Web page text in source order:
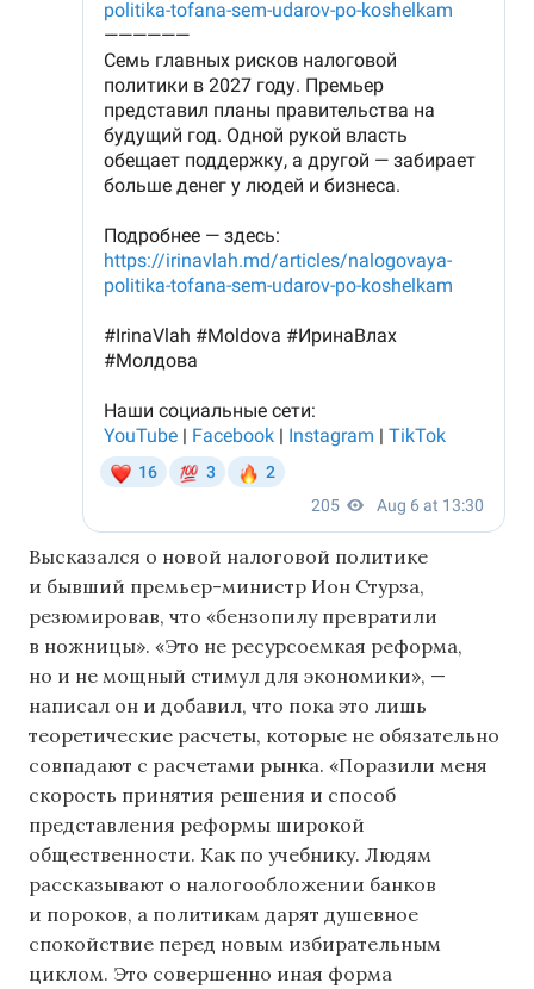
Высказался о новой налоговой политике
и бывший премьер-министр Ион Стурза,
резюмировав, что «бензопилу превратили
в ножницы». «Это не ресурсоемкая реформа,
но и не мощный стимул для экономики», —
написал он и добавил, что пока это лишь
теоретические расчеты, которые не обязательно
совпадают с расчетами рынка. «Поразили меня
скорость принятия решения и способ
представления реформы широкой
общественности. Как по учебнику. Людям
рассказывают о налогообложении банков
и пороков, а политикам дарят душевное
спокойствие перед новым избирательным
циклом. Это совершенно иная форма